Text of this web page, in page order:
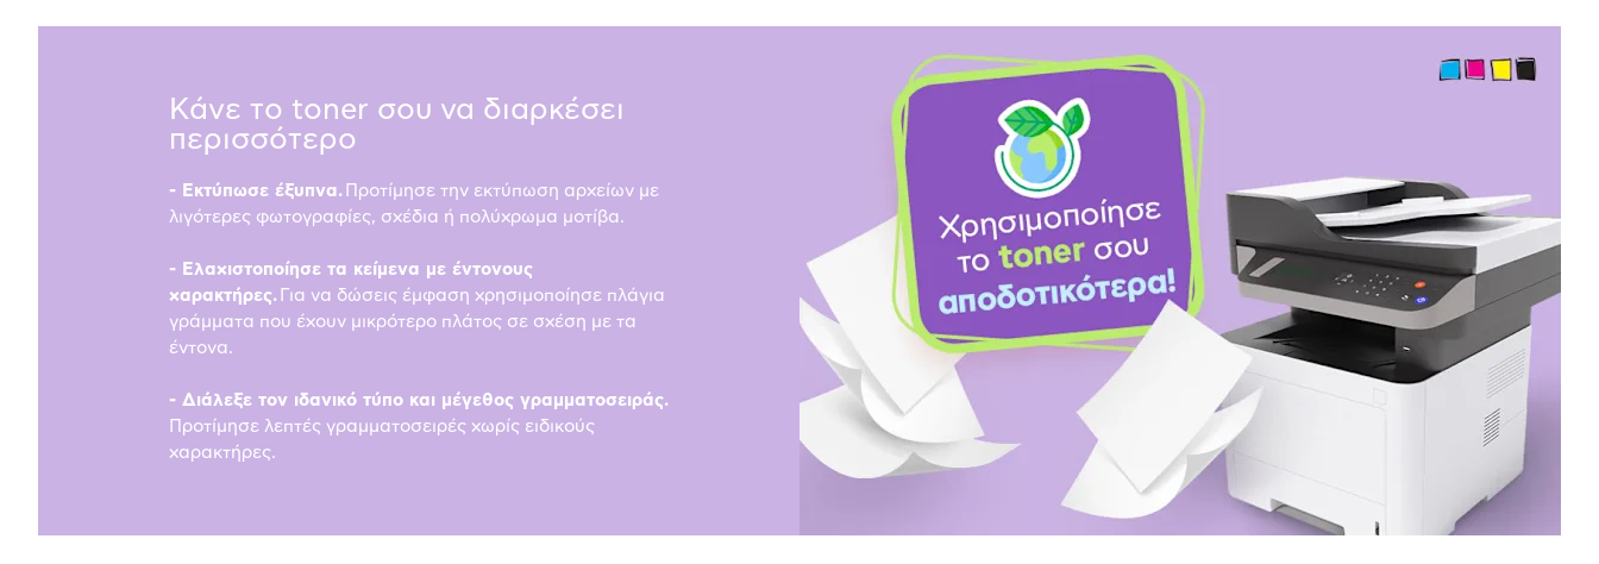
Κάνε το toner σου να διαρκέσει
περισσότερο
- Εκτύπωσε έξυπνα. Προτίμησε την εκτύπωση αρχείων με
λιγότερες φωτογραφίες, σχέδια ή πολύχρωμα μοτίβα.
- Ελαχιστοποίησε τα κείμενα με έντονους
χαρακτήρες.
Για να δώσεις έμφαση χρησιμοποίησε πλάγια
γράμματα που έχουν μικρότερο πλάτος σε σχέση με τα
έντονα.
- Διάλεξε τον ιδανικό τύπο και μέγεθος γραμματοσειράς.
Προτίμησε λεπτές γραμματοσειρές χωρίς ειδικούς
χαρακτήρες.